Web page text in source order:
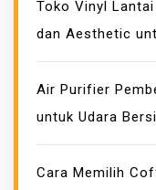
Toko Vinyl
dan Aesthetic
Air Purifier
untuk Udara
Cara Memilih